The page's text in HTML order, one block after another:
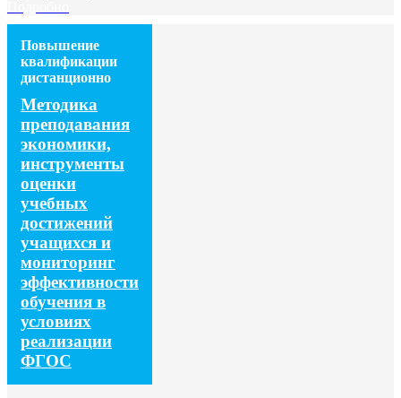
Повышение
квалификации
дистанционно
Методика
преподавания
экономики,
инструменты
оценки
учебных
достижений
учащихся и
мониторинг
эффективности
обучения в
условиях
реализации
ФГОС